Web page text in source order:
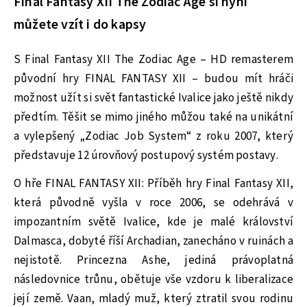
můžete vzít i do kapsy
S Final Fantasy XII The Zodiac Age – HD remasterem
původní hry FINAL FANTASY XII – budou mít hráči
možnost užít si svět fantastické Ivalice jako ještě nikdy
předtím. Těšit se mimo jiného můžou také na unikátní
a vylepšený „Zodiac Job System“ z roku 2007, který
představuje 12 úrovňový postupový systém postavy.
O hře FINAL FANTASY XII: Příběh hry Final Fantasy XII,
která původně vyšla v roce 2006, se odehrává v
impozantním světě Ivalice, kde je malé království
Dalmasca, dobyté říší Archadian, zanecháno v ruinách a
nejistotě. Princezna Ashe, jediná právoplatná
následovnice trůnu, obětuje vše vzdoru k liberalizace
její země. Vaan, mladý muž, který ztratil svou rodinu